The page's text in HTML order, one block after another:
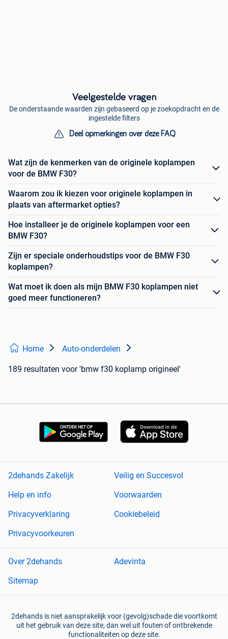
Veelgestelde vragen
De onderstaande waarden zijn gebaseerd op je zoekopdracht en de
ingestelde filters
Deel opmerkingen over deze FAQ
Wat zijn de kenmerken van de originele koplampen
voor de BMW F30?
Waarom zou ik kiezen voor originele koplampen in
plaats van aftermarket opties?
Hoe installeer je de originele koplampen voor een
BMW F30?
Zijn er speciale onderhoudstips voor de BMW F30
koplampen?
Wat moet ik doen als mijn BMW F30 koplampen niet
goed meer functioneren?
Home Auto-onderdelen
189 resultaten voor 'bmw f30 koplamp origineel'
2dehands Zakelijk
Veilig en Succesvol
Help en info
Voorwaarden
Privacyverklaring
Cookiebeleid
Privacyvoorkeuren
Over 2dehands
Adevinta
Sitemap
2dehands is niet aansprakelijk voor (gevolg)schade die voortkomt
uit het gebruik van deze site, dan wel uit fouten of ontbrekende
functionaliteiten op deze site.